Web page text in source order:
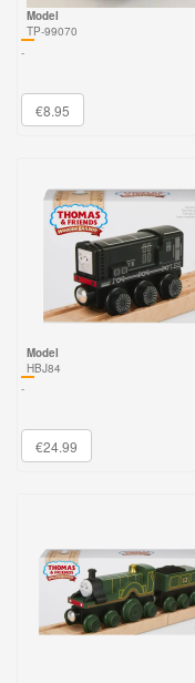
Model
TP-99070
-
€8.95
Model
HBJ84
-
€24.99